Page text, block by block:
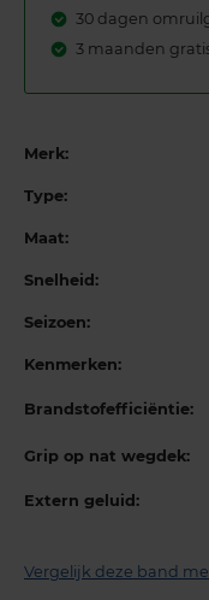
30 dagen
3 maanden
Merk:
Type:
Maat:
Snelheid:
Seizoen:
Kenmerken:
Brandstofefficiëntie:
Grip op nat wegdek:
Extern geluid:
Vergelijk deze band